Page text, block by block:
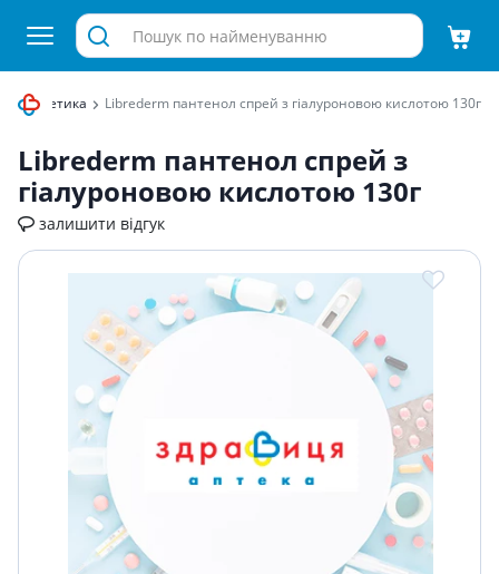
косметика Librederm пантенол спрей з гiалуроновою кислотою 130г
Librederm пантенол спрей з
гiалуроновою кислотою 130г
залишити відгук